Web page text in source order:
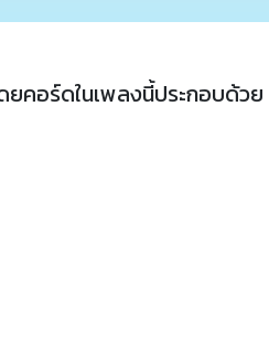
ยคอร์ดในเพลงนี้ประกอบด้วย